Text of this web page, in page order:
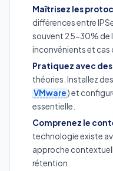
Maîtrisez les
différences entre
souvent 25-30% de
inconvénients et cas
Pratiquez avec
théories. Installez
VMware) et
essentielle.
Comprenez le
technologie existe
approche
rétention.